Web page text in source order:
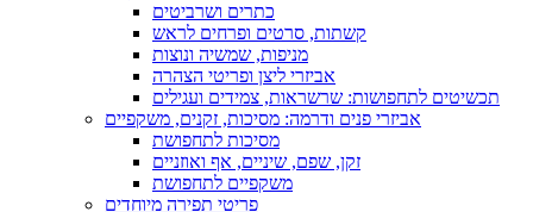
כתרים ושרביטים
קשתות, סרטים ופרחים לראש
מניפות, שמשיה ונוצות
אביזרי ליצן ופריטי הצהרה
תכשיטים לתחפושות: שרשראות, צמידים ועגילים
אביזרי פנים ודרמה: מסיכות, זקנים, משקפיים
מסיכות לתחפושת
זקן, שפם, שיניים, אף ואוזניים
משקפיים לתחפושת
פריטי תפירה מיוחדים